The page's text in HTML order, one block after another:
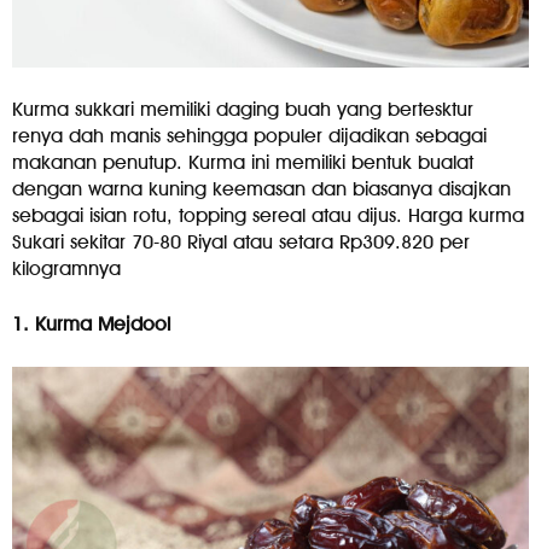
Kurma sukkari memiliki daging buah yang bertesktur
renya dah manis sehingga populer dijadikan sebagai
makanan penutup. Kurma ini memiliki bentuk bualat
dengan warna kuning keemasan dan biasanya disajkan
sebagai isian rotu, topping sereal atau dijus. Harga kurma
Sukari sekitar 70-80 Riyal atau setara Rp309.820 per
kilogramnya
1. Kurma Mejdool